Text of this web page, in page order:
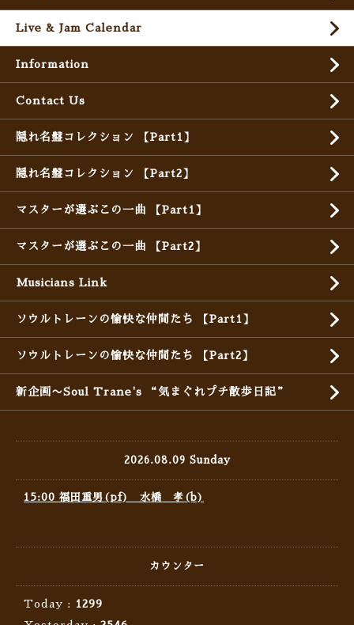
Live & Jam Calendar
Information
Contact Us
隠れ名盤コレクション 【Part1】
隠れ名盤コレクション 【Part2】
マスターが選ぶこの一曲 【Part1】
マスターが選ぶこの一曲 【Part2】
Musicians Link
ソウルトレーンの愉快な仲間たち 【Part1】
ソウルトレーンの愉快な仲間たち 【Part2】
新企画〜Soul Trane's “気まぐれプチ散歩日記”
2026.08.09 Sunday
15:00 福田重男(pf) 水橋 孝(b)
カウンター
Today :
1299